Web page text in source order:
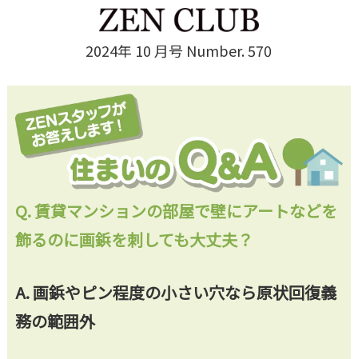
2024年 10 月号 Number. 570
Q.賃貸マンションの部屋で壁にアートなどを
飾るのに画鋲を刺しても大丈夫？
A.画鋲やピン程度の小さい穴なら原状回復義
務の範囲外